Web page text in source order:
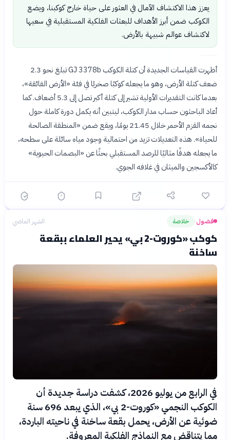
يعزز هذا الاكتشاف الآمال في العثور على حياة خارج كوكبنا، ويضع
الكوكب ضمن أبرز الأهداف للبعثات الفلكية المستقبلية في سعيها
لاكتشاف عوالم شبيهة بالأرض.
أظهرت القياسات الجديدة أن كتلة الكوكب GJ 3378b تبلغ نحو 2.3
ضعف كتلة الأرض، وهو ما يجعله كوكبًا صخريًا في فئة «الأرض الفائقة»،
بعدما كانت التقديرات الأولية تشير إلى كتلة أكبر تصل إلى 5.3 أضعاف. كما
أعاد الباحثون حساب مدار الكوكب، ليتبين أنه يكمل دورة كاملة حول
نجمه القزم الأحمر خلال 21.45 يومًا، ويقع ضمن «المنطقة الصالحة
للحياة». هذه التعديلات تزيد من احتمالية وجود مياه سائلة على سطحه،
ما يجعله هدفًا مثاليًا للرصد المستقبلي بحثًا عن «البصمات الحيوية»
كالأكسجين والميثان في غلافه الجوي.
فضول› خلاصة الشهر الماضي
كوكب «كوروت-2 بي» يحير العلماء ببقعة
ساخنة
في الرابع من يوليو 2026، كشفت دراسة جديدة أن
الكوكب النجمي «كوروت-2 بي»، الذي يبعد 696 سنة
ضوئية عن الأرض، يحمل بقعة ساخنة في ناحيته الباردة،
مما يتناقض مع النماذج الفلكية المعروفة.